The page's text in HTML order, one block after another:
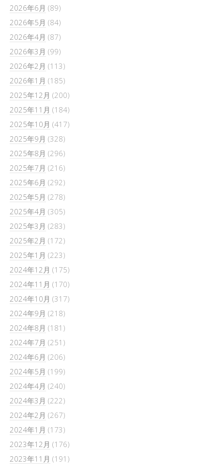
2026年6月 (89)
2026年5月 (84)
2026年4月 (87)
2026年3月 (99)
2026年2月 (113)
2026年1月 (185)
2025年12月 (200)
2025年11月 (184)
2025年10月 (417)
2025年9月 (328)
2025年8月 (296)
2025年7月 (216)
2025年6月 (292)
2025年5月 (278)
2025年4月 (305)
2025年3月 (283)
2025年2月 (172)
2025年1月 (223)
2024年12月 (175)
2024年11月 (170)
2024年10月 (317)
2024年9月 (218)
2024年8月 (181)
2024年7月 (251)
2024年6月 (206)
2024年5月 (199)
2024年4月 (240)
2024年3月 (222)
2024年2月 (267)
2024年1月 (173)
2023年12月 (176)
2023年11月 (191)